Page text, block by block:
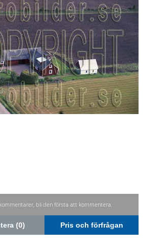
bli den första att kommentera.
(0) Pris och förfrågan